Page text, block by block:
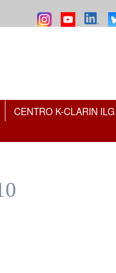
CENTRO K-CLARIN ILG